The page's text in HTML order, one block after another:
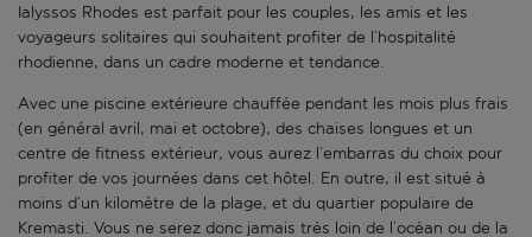
Ialyssos Rhodes est parfait pour les couples, les amis et les
voyageurs solitaires qui souhaitent profiter de l’hospitalité
rhodienne, dans un cadre moderne et tendance.
Avec une piscine extérieure chauffée pendant les mois plus frais
(en général avril, mai et octobre), des chaises longues et un
centre de fitness extérieur, vous aurez l’embarras du choix pour
profiter de vos journées dans cet hôtel. En outre, il est situé à
moins d’un kilomètre de la plage, et du quartier populaire de
Kremasti. Vous ne serez donc jamais très loin de l’océan ou de la